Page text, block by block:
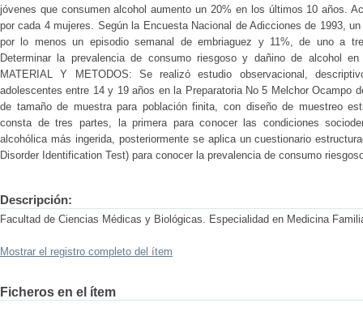
jóvenes que consumen alcohol aumento un 20% en los últimos 10 años.
por cada 4 mujeres. Según la Encuesta Nacional de Adicciones de 1993,
por lo menos un episodio semanal de embriaguez y 11%, de uno a
Determinar la prevalencia de consumo riesgoso y dañino de alcohol
MATERIAL Y METODOS: Se realizó estudio observacional,
adolescentes entre 14 y 19 años en la Preparatoria No 5 Melchor Ocampo
de tamaño de muestra para población finita, con diseño de muestreo
consta de tres partes, la primera para conocer las condiciones
alcohólica más ingerida, posteriormente se aplica un cuestionario
Disorder Identification Test) para conocer la prevalencia de consumo
Descripción:
Facultad de Ciencias Médicas y Biológicas. Especialidad en Medicina
Mostrar el registro completo del ítem
Ficheros en el ítem